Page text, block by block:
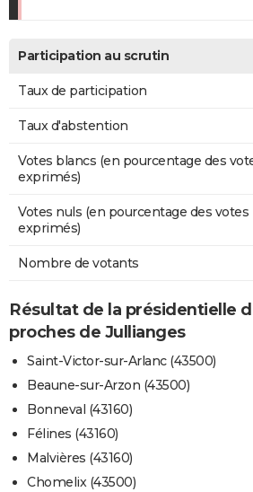
Participation au scrutin
Taux de participation
Taux d'abstention
Votes blancs (en pourcentage des
exprimés)
Votes nuls (en pourcentage des votes
exprimés)
Nombre de votants
Résultat de la présidentielle
proches de Jullianges
Saint-Victor-sur-Arlanc (43500)
Beaune-sur-Arzon (43500)
Bonneval (43160)
Félines (43160)
Malvières (43160)
Chomelix (43500)